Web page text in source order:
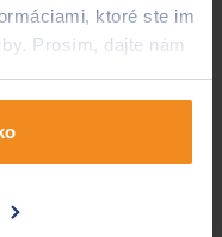
ktoré ste im
Prosím, dajte nám
Avant
103 kW, diesel,